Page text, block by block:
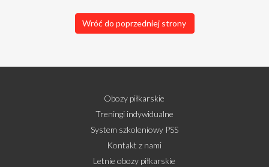
Wróć do poprzedniej strony
Obozy piłkarskie
Treningi indywidualne
System szkoleniowy PSS
Kontakt z nami
Letnie obozy piłkarskie